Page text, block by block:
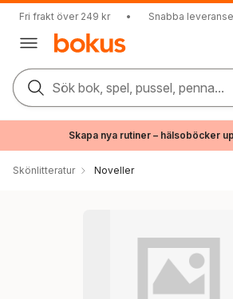
Fri frakt över 249 kr • Snabba
Sök bok, spel, pussel, penna...
Skapa nya rutiner – hälsoböcker
Skönlitteratur Noveller